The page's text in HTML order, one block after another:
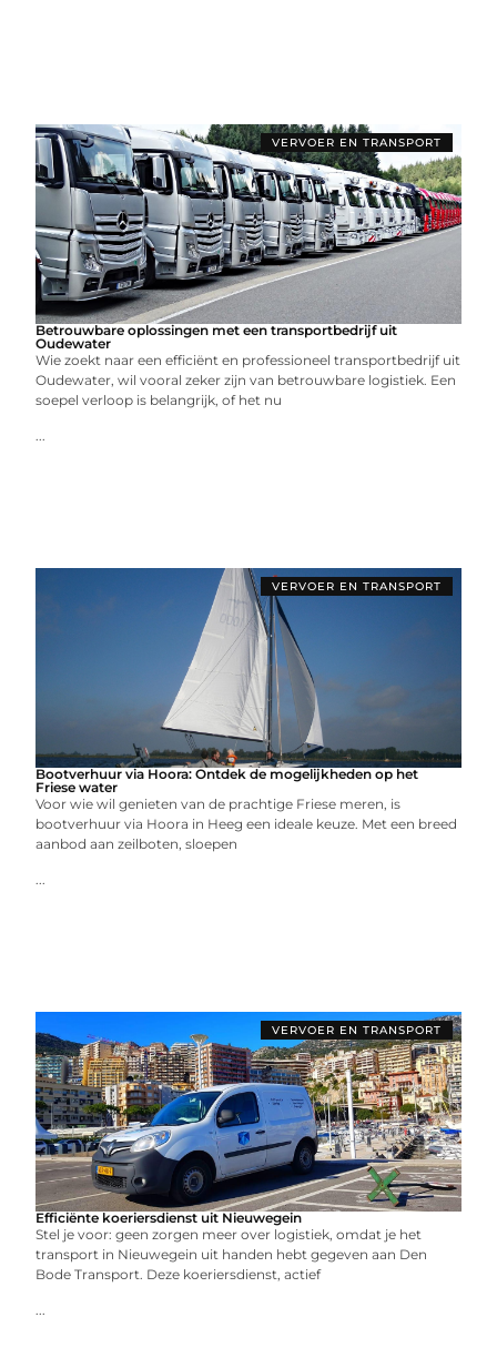
VERVOER EN TRANSPORT
Betrouwbare oplossingen met een transportbedrijf uit
Oudewater
Wie zoekt naar een efficiënt en professioneel transportbedrijf uit
Oudewater, wil vooral zeker zijn van betrouwbare logistiek. Een
soepel verloop is belangrijk, of het nu
...
VERVOER EN TRANSPORT
Bootverhuur via Hoora: Ontdek de mogelijkheden op het
Friese water
Voor wie wil genieten van de prachtige Friese meren, is
bootverhuur via Hoora in Heeg een ideale keuze. Met een breed
aanbod aan zeilboten, sloepen
...
VERVOER EN TRANSPORT
Efficiënte koeriersdienst uit Nieuwegein
Stel je voor: geen zorgen meer over logistiek, omdat je het
transport in Nieuwegein uit handen hebt gegeven aan Den
Bode Transport. Deze koeriersdienst, actief
...